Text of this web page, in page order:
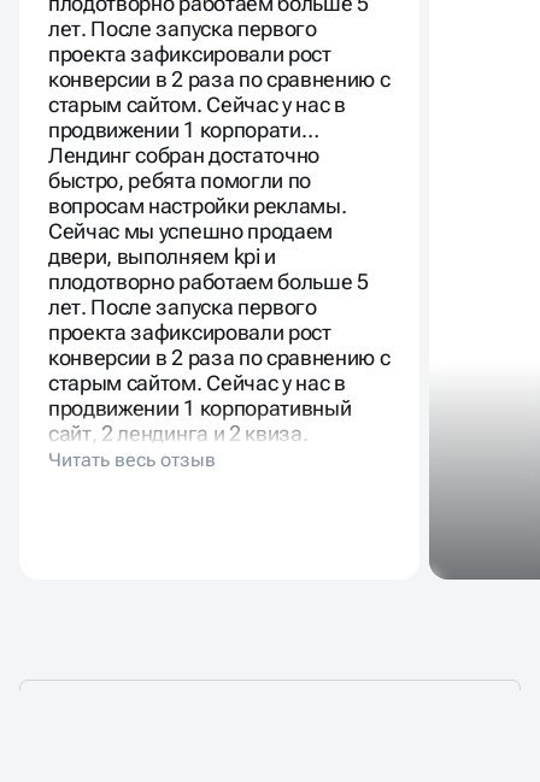
лет. После запуска первого
проекта зафиксировали рост
конверсии в 2 раза по сравнению с
старым сайтом. Сейчас у нас в
продвижении 1 корпорати…
Лендинг собран достаточно
быстро, ребята помогли по
вопросам настройки рекламы.
Сейчас мы успешно продаем
двери, выполняем kpi и
плодотворно работаем больше 5
лет. После запуска первого
проекта зафиксировали рост
конверсии в 2 раза по сравнению с
старым сайтом. Сейчас у нас в
продвижении 1 корпоративный
сайт, 2 лендинга и 2 квиза.